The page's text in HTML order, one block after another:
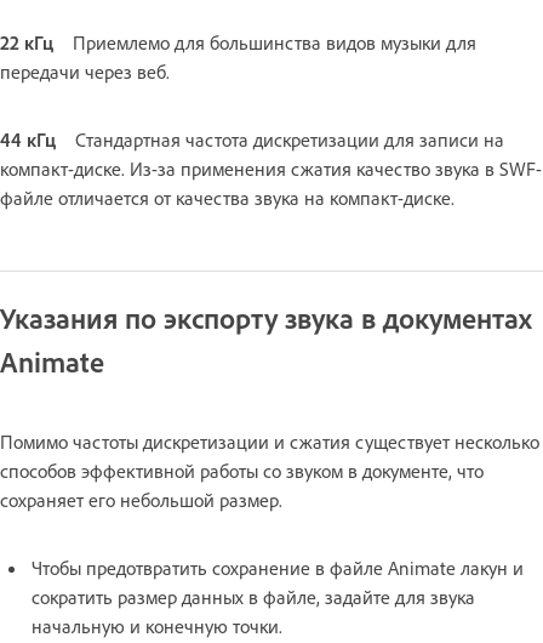
22 кГц
Приемлемо для большинства видов музыки для
передачи через веб.
44 кГц
Стандартная частота дискретизации для записи на
компакт-диске. Из-за применения сжатия качество звука в SWF-
файле отличается от качества звука на компакт-диске.
Указания по экспорту звука в документах
Animate
Помимо частоты дискретизации и сжатия существует несколько
способов эффективной работы со звуком в документе, что
сохраняет его небольшой размер.
Чтобы предотвратить сохранение в файле Animate лакун и
сократить размер данных в файле, задайте для звука
начальную и конечную точки.